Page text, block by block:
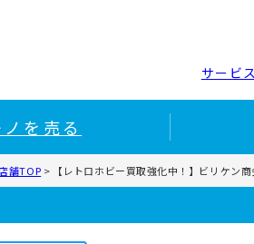
サービ
ノを売る
舗TOP > 【レトロホビー買取強化中！】ビリケン